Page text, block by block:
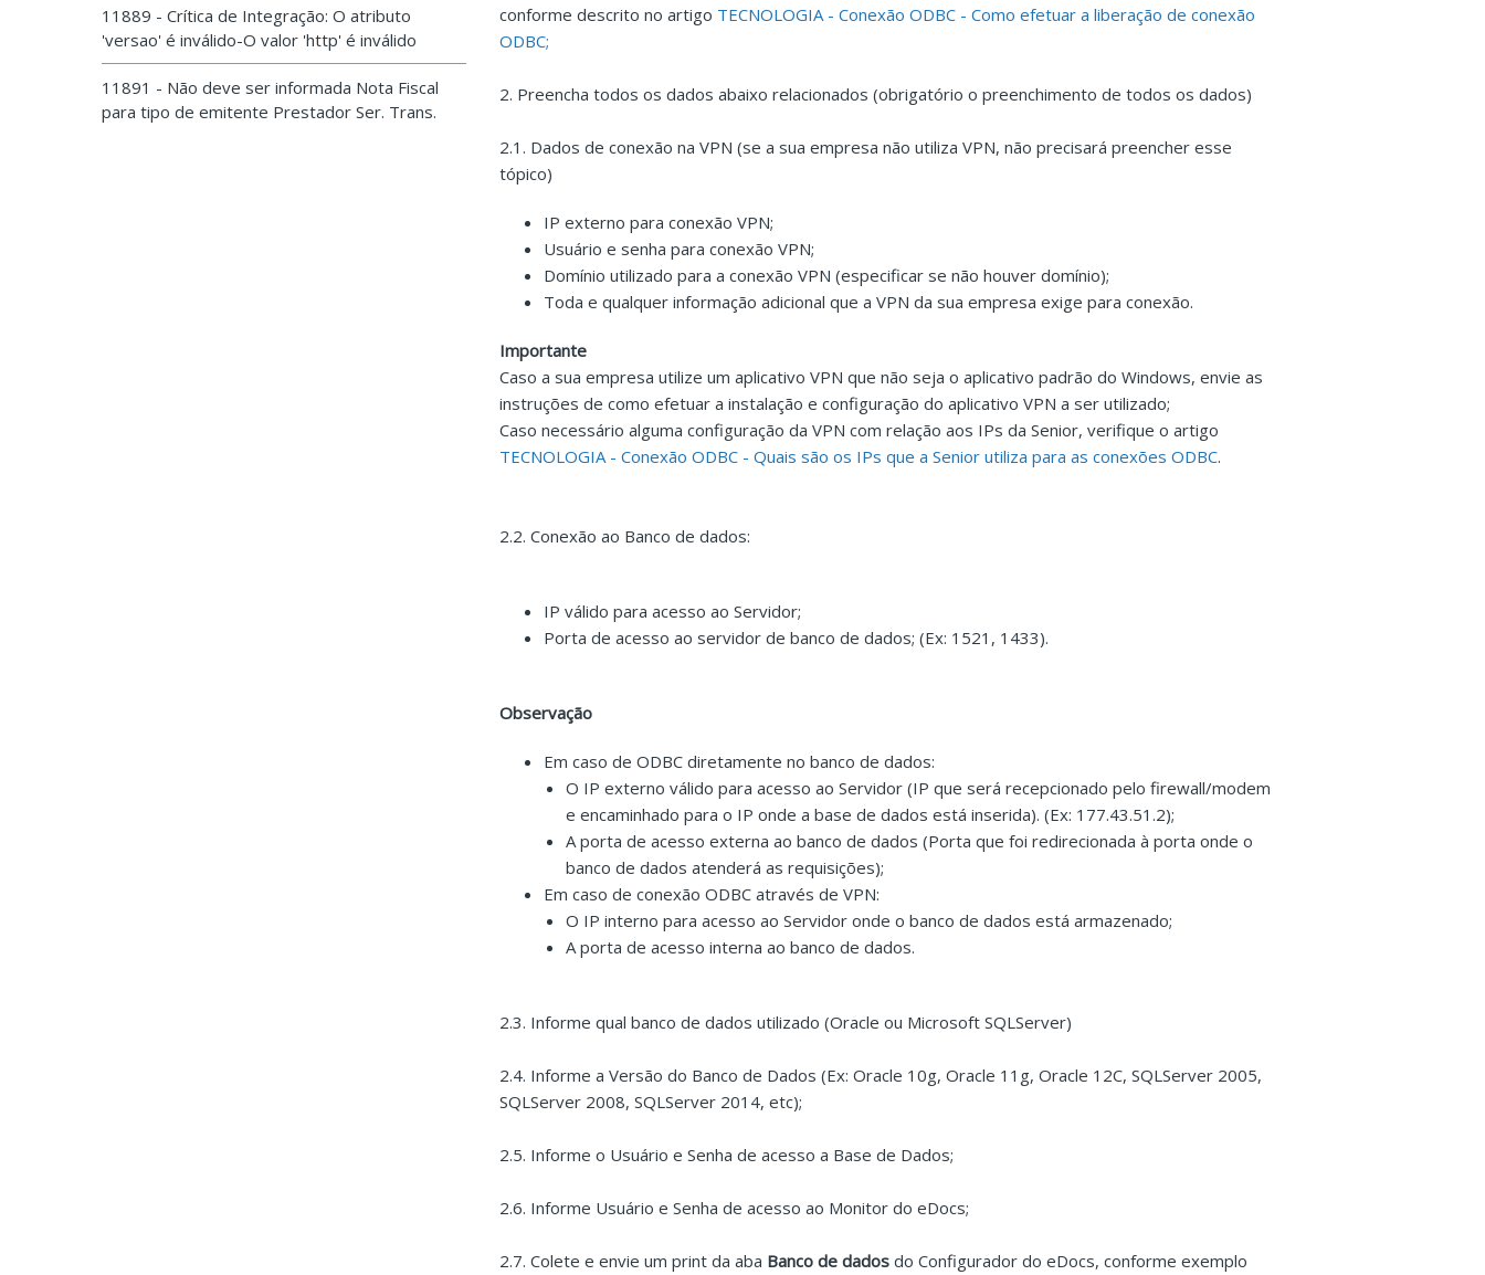
11889 - Crítica de Integração: O atributo
'versao' é inválido-O valor 'http' é inválido
11891 - Não deve ser informada Nota Fiscal
para tipo de emitente Prestador Ser. Trans.
conforme descrito no artigo TECNOLOGIA - Conexão ODBC - Como efetuar a liberação de conexão
ODBC;
2. Preencha todos os dados abaixo relacionados (obrigatório o preenchimento de todos os dados)
2.1. Dados de conexão na VPN (se a sua empresa não utiliza VPN, não precisará preencher esse
tópico)
IP externo para conexão VPN;
Usuário e senha para conexão VPN;
Domínio utilizado para a conexão VPN (especificar se não houver domínio);
Toda e qualquer informação adicional que a VPN da sua empresa exige para conexão.
Importante
Caso a sua empresa utilize um aplicativo VPN que não seja o aplicativo padrão do Windows, envie as
instruções de como efetuar a instalação e configuração do aplicativo VPN a ser utilizado;
Caso necessário alguma configuração da VPN com relação aos IPs da Senior, verifique o artigo
TECNOLOGIA - Conexão ODBC - Quais são os IPs que a Senior utiliza para as conexões ODBC.
2.2. Conexão ao Banco de dados:
IP válido para acesso ao Servidor;
Porta de acesso ao servidor de banco de dados; (Ex: 1521, 1433).
Observação
Em caso de ODBC diretamente no banco de dados:
O IP externo válido para acesso ao Servidor (IP que será recepcionado pelo firewall/modem
e encaminhado para o IP onde a base de dados está inserida). (Ex: 177.43.51.2);
A porta de acesso externa ao banco de dados (Porta que foi redirecionada à porta onde o
banco de dados atenderá as requisições);
Em caso de conexão ODBC através de VPN:
O IP interno para acesso ao Servidor onde o banco de dados está armazenado;
A porta de acesso interna ao banco de dados.
2.3. Informe qual banco de dados utilizado (Oracle ou Microsoft SQLServer)
2.4. Informe a Versão do Banco de Dados (Ex: Oracle 10g, Oracle 11g, Oracle 12C, SQLServer 2005,
SQLServer 2008, SQLServer 2014, etc);
2.5. Informe o Usuário e Senha de acesso a Base de Dados;
2.6. Informe Usuário e Senha de acesso ao Monitor do eDocs;
2.7. Colete e envie um print da aba Banco de dados do Configurador do eDocs, conforme exemplo